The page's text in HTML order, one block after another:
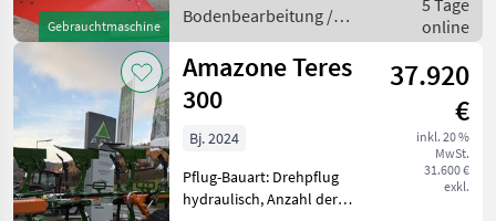
Gebrauchtmaschine
Kverneland ES80-200 4
Bodenbearbeitung /
Kverneland
5 Tage
online
Amazone Teres
300
37.920
€
inkl. 20 %
MwSt.
31.600 €
exkl.
Bj. 2024
Pflug-Bauart: Drehpflug
hydraulisch, Anzahl der